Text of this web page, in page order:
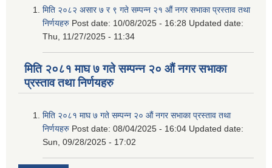
मिति २०८२ असार ७ र ९ गते सम्पन्न २१ औं नगर सभाका प्रस्ताव तथा
निर्णयहरु Post date: 10/08/2025 - 16:28 Updated date:
Thu, 11/27/2025 - 11:34
मिति २०८१ माघ ७ गते सम्पन्न २० औं नगर सभाका
प्रस्ताव तथा निर्णयहरु
मिति २०८१ माघ ७ गते सम्पन्न २० औं नगर सभाका प्रस्ताव तथा
निर्णयहरु Post date: 08/04/2025 - 16:04 Updated date:
Sun, 09/28/2025 - 17:02